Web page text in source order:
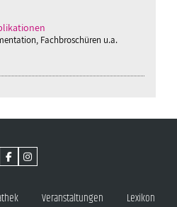
Fachbroschüren u.a.
Veranstaltungen Lexikon